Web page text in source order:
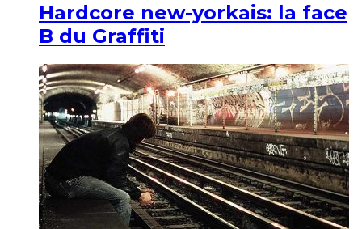
Hardcore new-yorkais: la face
B du Graffiti